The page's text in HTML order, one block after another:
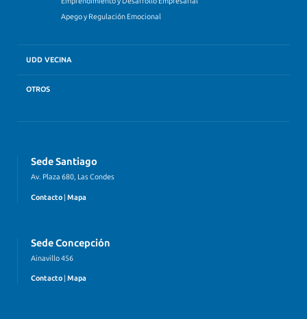
Apego y Regulación Emocional
UDD VECINA
OTROS
Sede Santiago
Av. Plaza 680, Las Condes
Contacto | Mapa
Sede Concepción
Ainavillo 456
Contacto Mapa